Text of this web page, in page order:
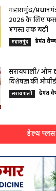
महासमुंद/
2026 के लिए
अगस्त तक बढ़ी
महासमुंद हेमंत
सरायपाली/ ओम
विशेषज्ञ की
सरायपाली हेमंत
हेल्थ प्लस